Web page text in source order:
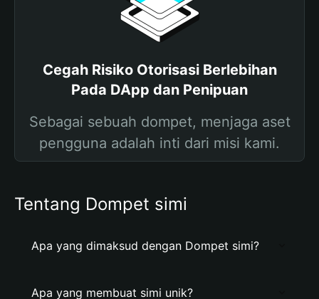
Cegah Risiko Otorisasi Berlebihan
Pada DApp dan Penipuan
Sebagai sebuah dompet, menjaga aset
pengguna adalah inti dari misi kami.
Tentang Dompet simi
Apa yang dimaksud dengan Dompet simi?
Apa yang membuat simi unik?